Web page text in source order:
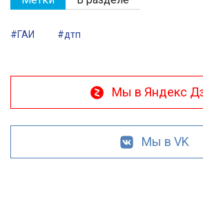
#ГАИ #дтп
Мы в Яндекс
Мы в VK